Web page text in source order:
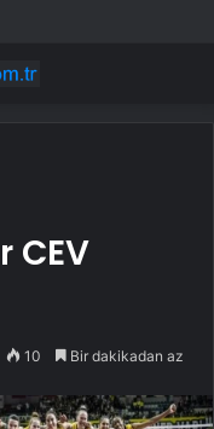
patır düşüyor
CEV
10 Bir dakikadan az